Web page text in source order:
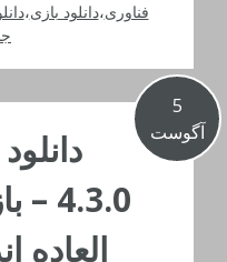
فناوری،دانلود بازی،
5
آگوست
العاده